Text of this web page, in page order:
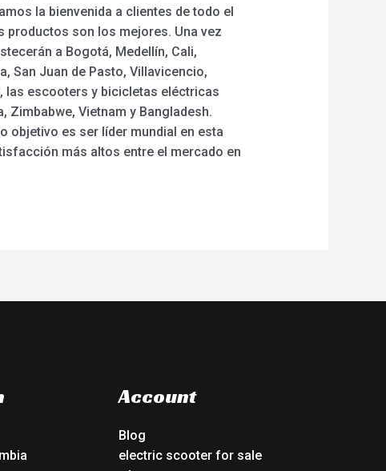
la bienvenida a clientes de todo el
productos son los mejores. Una vez
a Bogotá, Medellín, Cali,
San Juan de Pasto, Villavicencio,
las escooters y bicicletas eléctricas
Zimbabwe, Vietnam y Bangladesh.
objetivo es ser líder mundial en esta
más altos entre el mercado en
Account
Blog
electric scooter for sale